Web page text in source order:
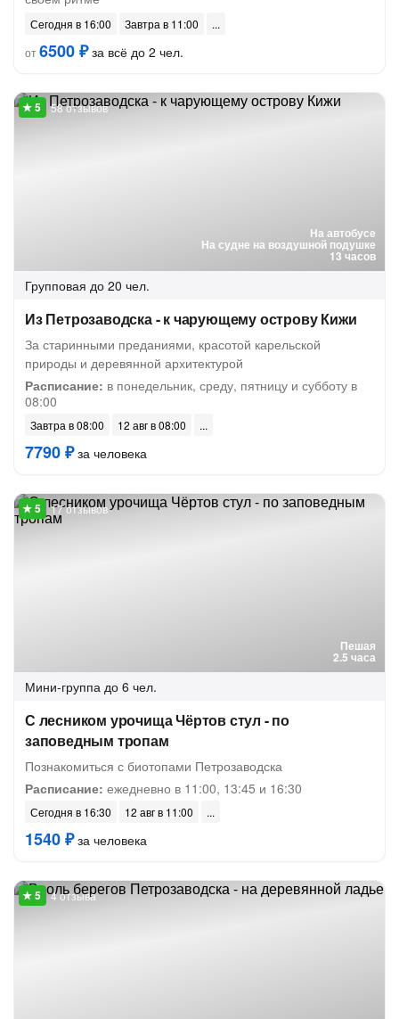
Сегодня в 16:00
Завтра в 11:00
от6500 ₽за всё до 2 чел.
На автобусе
На судне на воздушной подушке
13 часов
58 отзывов
Групповая до 20 чел.
Из Петрозаводска - к чарующему острову Кижи
За старинными преданиями, красотой карельской
природы и деревянной архитектурой
Расписание: в понедельник, среду, пятницу и субботу в
08:00
Завтра в 08:00 12 авг в 08:00
7790 ₽за человека
Пешая
2.5 часа
17 отзывов
Мини-группа до 6 чел.
С лесником урочища Чёртов стул - по
заповедным тропам
Познакомиться с биотопами Петрозаводска
Расписание: ежедневно в 11:00, 13:45 и 16:30
Сегодня в 16:30 12 авг в 11:00
1540 ₽за человека
4 отзыва